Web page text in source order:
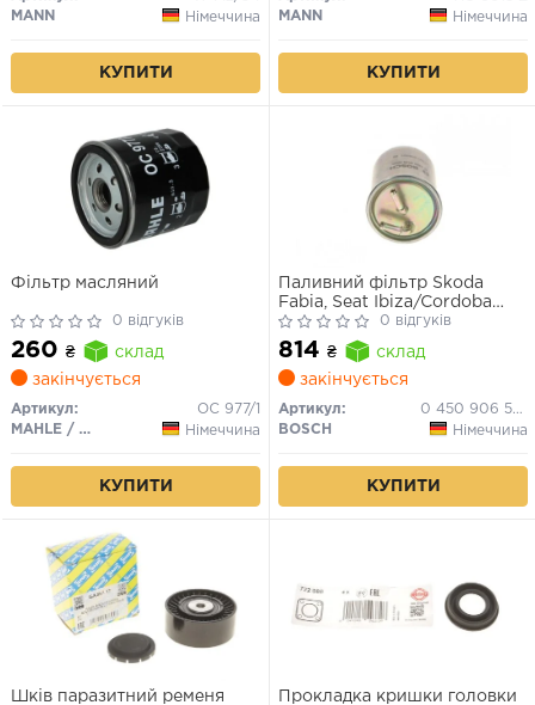
MANN
Німеччина
КУПИТИ
MANN
Німеччина
КУПИТИ
Фільтр масляний
0 відгуків
260 ₴
склад
закінчується
Артикул:
OC 977/1
MAHLE / KNECHT
Німеччина
КУПИТИ
Паливний фільтр Skoda
Fabia, Seat Ibiza/Cordoba
(N6500)
0 відгуків
814 ₴
склад
закінчується
Артикул:
0 450 906 500
BOSCH
Німеччина
КУПИТИ
Шків паразитний ременя
Прокладка кришки головки